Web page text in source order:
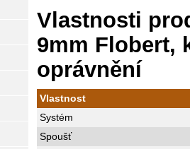
Vlastnosti
9mm Flobert,
oprávnění
Vlastnost
Systém
Spoušť